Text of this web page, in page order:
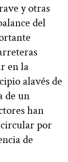
y otras
del
en la
alavés de
de un
han
por
de